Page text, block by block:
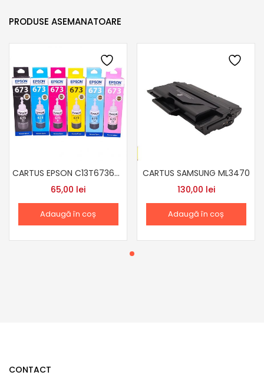
PRODUSE ASEMANATOARE
CARTUS EPSON C13T67364A10 70ML L800 OEM LIGHT MAGENTA
65,00 lei
Adaugă în coș
CARTUS SAMSUNG ML3470
130,00 lei
Adaugă în coș
CONTACT